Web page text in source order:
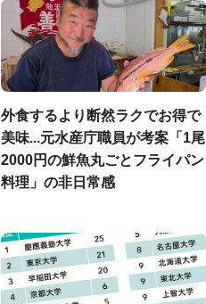
外食するより断然ラクでお得で
美味...元水産庁職員が考案「1尾
2000円の鮮魚丸ごとフライパン
料理」の非日常感